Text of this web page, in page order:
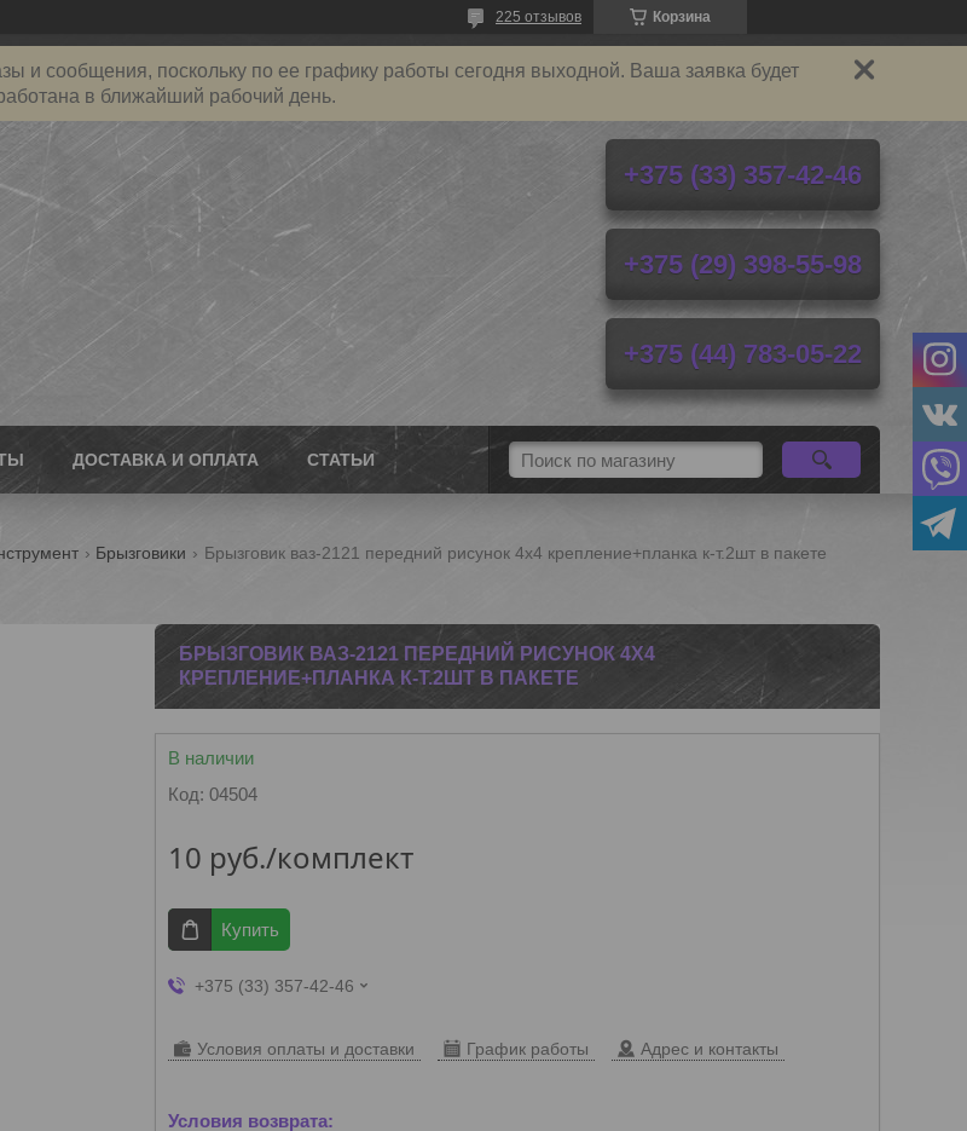
Корзина
225 отзывов
и сообщения, поскольку по ее графику работы сегодня выходной. Ваша заявка будет
в ближайший рабочий день.
+375 (33) 357-42-46
+375 (29) 398-55-98
+375 (44) 783-05-22
ДОСТАВКА И ОПЛАТА СТАТЬИ
Брызговики Брызговик ваз-2121 передний рисунок 4х4 крепление+планка к-т.2шт в пакете
БРЫЗГОВИК ВАЗ-2121 ПЕРЕДНИЙ РИСУНОК 4Х4
КРЕПЛЕНИЕ+ПЛАНКА К-Т.2ШТ В ПАКЕТЕ
В наличии
Код: 04504
10 руб./комплект
Купить
+375 (33) 357-42-46
Условия оплаты и доставки График работы Адрес и контакты